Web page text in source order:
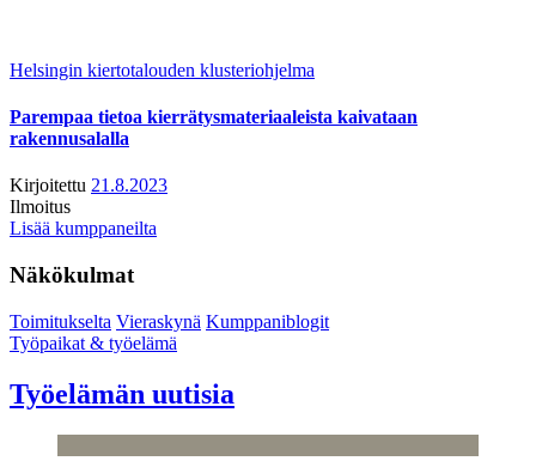
Helsingin kiertotalouden klusteriohjelma
Parempaa tietoa kierrätysmateriaaleista kaivataan
rakennusalalla
Kirjoitettu 21.8.2023
Ilmoitus
Lisää kumppaneilta
Näkökulmat
Toimitukselta Vieraskynä Kumppaniblogit
Työpaikat & työelämä
Työelämän uutisia